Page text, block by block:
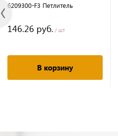
6209300-F3 Петлитель
146.26 руб. / шт
В корзину